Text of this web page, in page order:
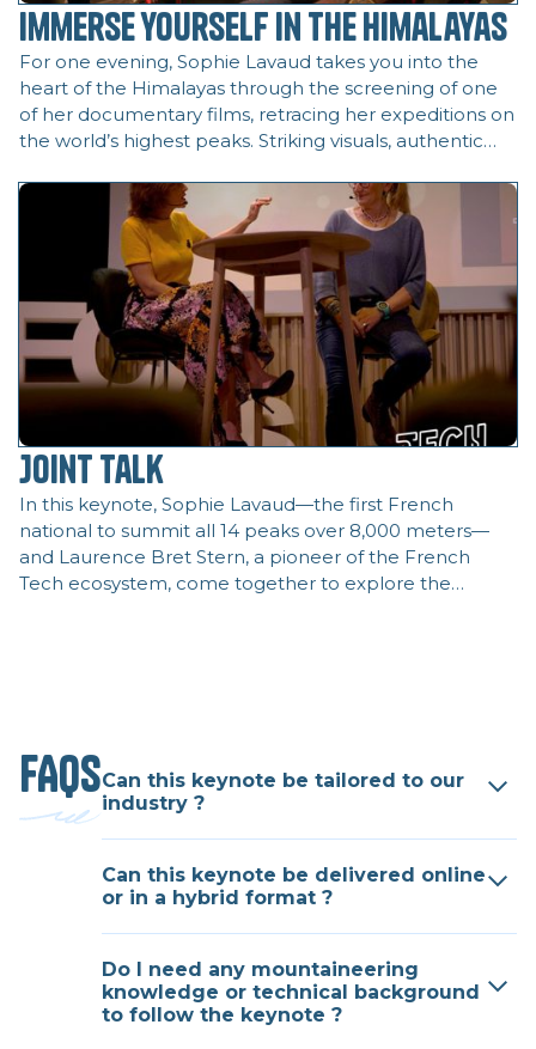
Immerse yourself in the Himalayas
For one evening, Sophie Lavaud takes you into the
heart of the Himalayas through the screening of one
of her documentary films, retracing her expeditions on
the world’s highest peaks. Striking visuals, authentic
create a unique immersion into the realm of extreme
Joint Talk
In this keynote, Sophie Lavaud—the first French
national to summit all 14 peaks over 8,000 meters—
and Laurence Bret Stern, a pioneer of the French
Tech ecosystem, come together to explore the
FAQSCan this keynote be tailored to our
industry ?
Yes. This keynote can be adapted to
any industry and any type of
organization, as the focus is not on
world.
Can this keynote be delivered online
or in a hybrid format ?
Yes. I successfully delivered many
keynotes online and in hybrid formats
in 2020–2021. That said, nothing truly
replaces the energy of a live audience.
Do I need any mountaineering
knowledge or technical background
to follow the keynote ?